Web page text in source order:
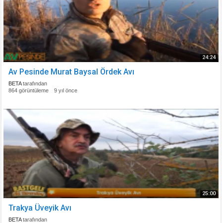
24:24
Av Pesinde Murat Baysal Ördek Avı
BETAtarafından
864 görüntüleme
9 yıl önce
25:00
Trakya Üveyik Avı
BETAtarafından